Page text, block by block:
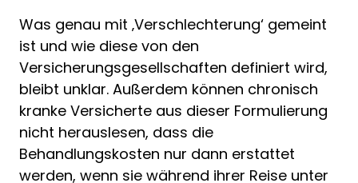
Was genau mit ‚Verschlechterung‘ gemeint
ist und wie diese von den
Versicherungsgesellschaften definiert wird,
bleibt unklar. Außerdem können chronisch
kranke Versicherte aus dieser Formulierung
nicht herauslesen, dass die
Behandlungskosten nur dann erstattet
werden, wenn sie während ihrer Reise unter